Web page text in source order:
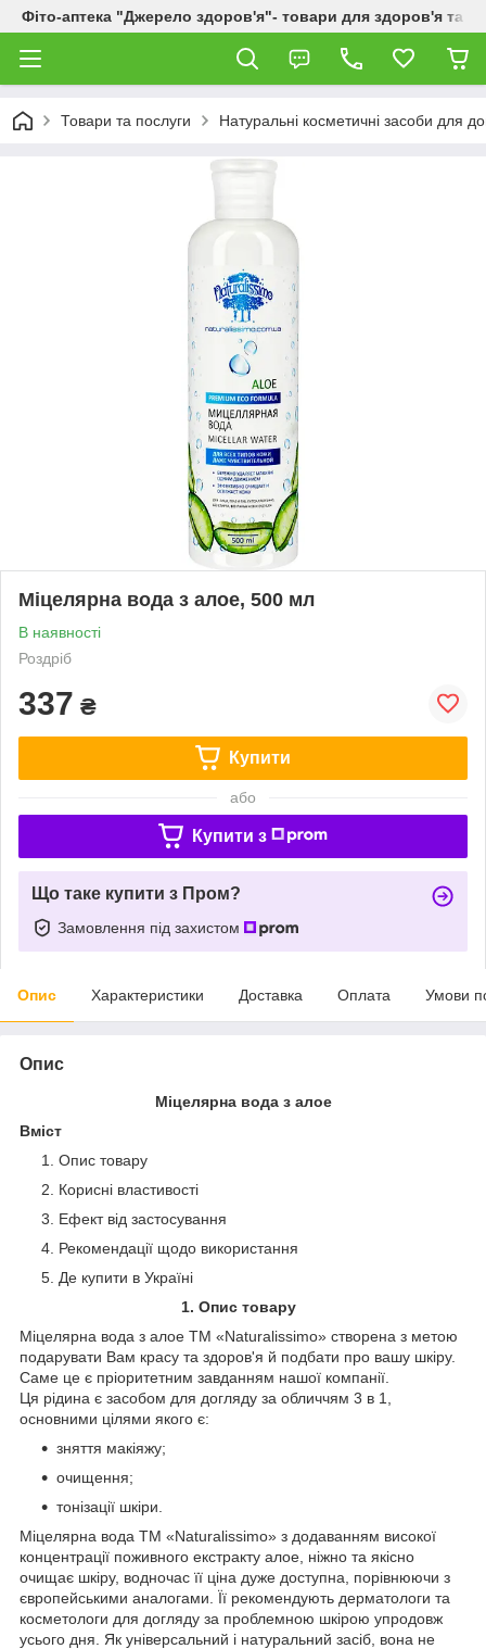
Фіто-аптека "Джерело здоров'я"- товари для здоров'я та
Товари та послуги Натуральні косметичні засоби для
Міцелярна вода з алое, 500 мл
В наявності
Роздріб
337 ₴
Купити
або
Купити з
Що таке купити з Пром?
Замовлення під захистом
Опис Характеристики Доставка Оплата Умови
Опис
Міцелярна вода з алое
Вміст
Опис товару
Корисні властивості
Ефект від застосування
Рекомендації щодо використання
Де купити в Україні
1. Опис товару
Міцелярна вода з алое ТМ «Naturalissimo» створена з метою
подарувати Вам красу та здоров'я й подбати про вашу шкіру.
Саме це є пріоритетним завданням нашої компанії.
Ця рідина є засобом для догляду за обличчям 3 в 1,
основними цілями якого є:
зняття макіяжу;
очищення;
тонізації шкіри.
Міцелярна вода ТМ «Naturalissimo» з додаванням високої
концентрації поживного екстракту алое, ніжно та якісно
очищає шкіру, водночас її ціна дуже доступна, порівнюючи з
європейськими аналогами. Її рекомендують дерматологи та
косметологи для догляду за проблемною шкірою упродовж
усього дня. Як універсальний і натуральний засіб, вона не